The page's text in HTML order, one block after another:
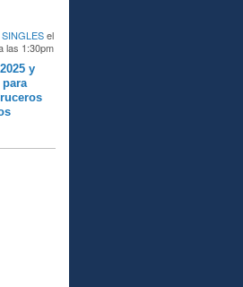
el
las 1:30pm
y
para